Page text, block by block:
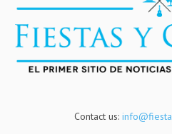
Contact us: